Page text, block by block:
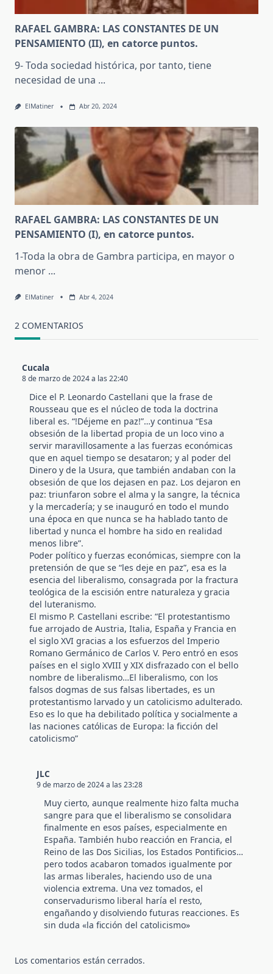
RAFAEL GAMBRA: LAS CONSTANTES DE UN
PENSAMIENTO (II), en catorce puntos.
9- Toda sociedad histórica, por tanto, tiene
necesidad de una ...
ElMatiner Abr 20, 2024
RAFAEL GAMBRA: LAS CONSTANTES DE UN
PENSAMIENTO (I), en catorce puntos.
1-Toda la obra de Gambra participa, en mayor o
menor ...
ElMatiner Abr 4, 2024
2 COMENTARIOS
Cucala
8 de marzo de 2024 a las 22:40
Dice el P. Leonardo Castellani que la frase de
Rousseau que es el núcleo de toda la doctrina
liberal es. “!Déjeme en paz!”…y continua “Esa
obsesión de la libertad propia de un loco vino a
servir maravillosamente a las fuerzas económicas
que en aquel tiempo se desataron; y al poder del
Dinero y de la Usura, que también andaban con la
obsesión de que los dejasen en paz. Los dejaron en
paz: triunfaron sobre el alma y la sangre, la técnica
y la mercadería; y se inauguró en todo el mundo
una época en que nunca se ha hablado tanto de
libertad y nunca el hombre ha sido en realidad
menos libre”.
Poder político y fuerzas económicas, siempre con la
pretensión de que se “les deje en paz”, esa es la
esencia del liberalismo, consagrada por la fractura
teológica de la escisión entre naturaleza y gracia
del luteranismo.
El mismo P. Castellani escribe: “El protestantismo
fue arrojado de Austria, Italia, España y Francia en
el siglo XVI gracias a los esfuerzos del Imperio
Romano Germánico de Carlos V. Pero entró en esos
países en el siglo XVIII y XIX disfrazado con el bello
nombre de liberalismo…El liberalismo, con los
falsos dogmas de sus falsas libertades, es un
protestantismo larvado y un catolicismo adulterado.
Eso es lo que ha debilitado política y socialmente a
las naciones católicas de Europa: la ficción del
catolicismo”
JLC
9 de marzo de 2024 a las 23:28
Muy cierto, aunque realmente hizo falta mucha
sangre para que el liberalismo se consolidara
finalmente en esos países, especialmente en
España. También hubo reacción en Francia, el
Reino de las Dos Sicilias, los Estados Pontificios…
pero todos acabaron tomados igualmente por
las armas liberales, haciendo uso de una
violencia extrema. Una vez tomados, el
conservadurismo liberal haría el resto,
engañando y disolviendo futuras reacciones. Es
sin duda «la ficción del catolicismo»
Los comentarios están cerrados.